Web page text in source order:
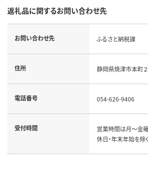
返礼品に関するお問い合わせ先
お問い合わせ先 ふるさと納税課
住所 静岡県焼津市本町
電話番号 054-626-9406
受付時間
営業時間は月～金
休日・年末年始を除く